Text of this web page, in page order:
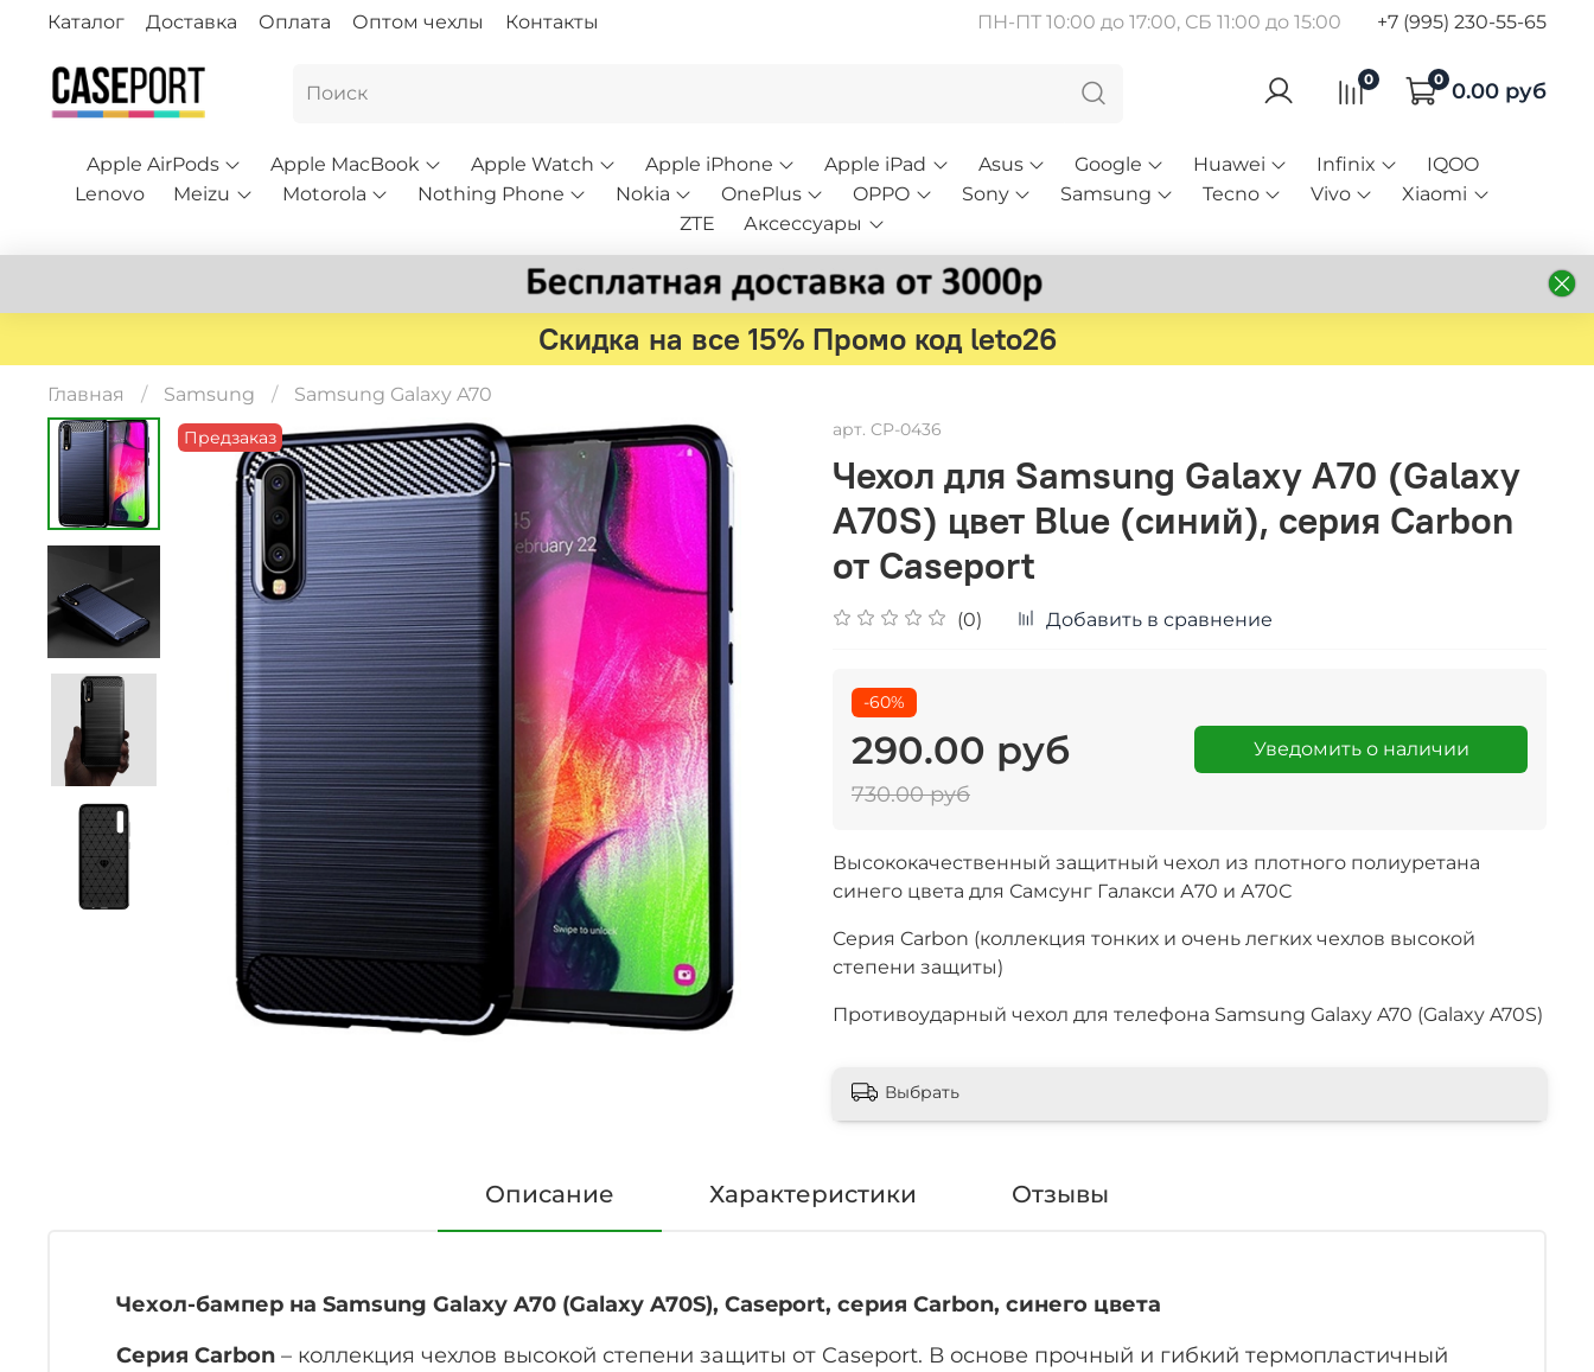
Каталог Доставка Оплата Оптом чехлы Контакты ПН-ПТ 10:00 до 17:00, СБ 11:00 до 15:00 +7 (995) 230-55-65
0 0 0.00 руб
Apple AirPods Apple MacBook Apple Watch Apple iPhone Apple iPad Asus Google Huawei Infinix
IQOO
Lenovo
Meizu Motorola Nothing Phone Nokia OnePlus OPPO Sony Samsung Tecno Vivo
Xiaomi
ZTE
Аксессуары
Скидка на все 15% Промо код leto26
Главная Samsung Samsung Galaxy A70
Предзаказ арт. CP-0436
Чехол для Samsung Galaxy A70 (Galaxy
A70S) цвет Blue (синий), серия Carbon
от Caseport
(0) Добавить в сравнение
-60%
290.00 руб
730.00 руб
Уведомить о наличии
Высококачественный защитный чехол из плотного полиуретана
синего цвета для Самсунг Галакси А70 и А70С
Серия Carbon (коллекция тонких и очень легких чехлов высокой
степени защиты)
Противоударный чехол для телефона Samsung Galaxy A70 (Galaxy A70S)
Выбрать
Описание Характеристики Отзывы
Чехол-бампер на Samsung Galaxy A70 (Galaxy A70S), Caseport, серия Carbon, синего цвета
Серия Carbon – коллекция чехлов высокой степени защиты от Caseport. В основе прочный и гибкий термопластичный